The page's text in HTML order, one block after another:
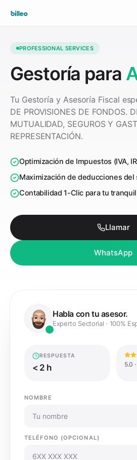
PROFESSIONAL SERVICES
Gestoría para
Tu Gestoría y Asesoría Fiscal
DE PROVISIONES DE FONDOS.
MUTUALIDAD, SEGUROS Y
REPRESENTACIÓN.
Optimización de Impuestos (IVA,
Maximización de deducciones del
Contabilidad 1-Clic para tu
Llamar
WhatsApp
Habla con tu asesor.
Experto Sectorial · 100%
RESPUESTA
< 2 h 5.0
NOMBRE
TELÉFONO (OPCIONAL)